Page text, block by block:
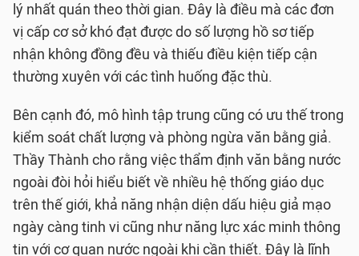
lý nhất quán theo thời gian. Đây là điều mà các đơn
vị cấp cơ sở khó đạt được do số lượng hồ sơ tiếp
nhận không đồng đều và thiếu điều kiện tiếp cận
thường xuyên với các tình huống đặc thù.
Bên cạnh đó, mô hình tập trung cũng có ưu thế trong
kiểm soát chất lượng và phòng ngừa văn bằng giả.
Thầy Thành cho rằng việc thẩm định văn bằng nước
ngoài đòi hỏi hiểu biết về nhiều hệ thống giáo dục
trên thế giới, khả năng nhận diện dấu hiệu giả mạo
ngày càng tinh vi cũng như năng lực xác minh thông
tin với cơ quan nước ngoài khi cần thiết. Đây là lĩnh